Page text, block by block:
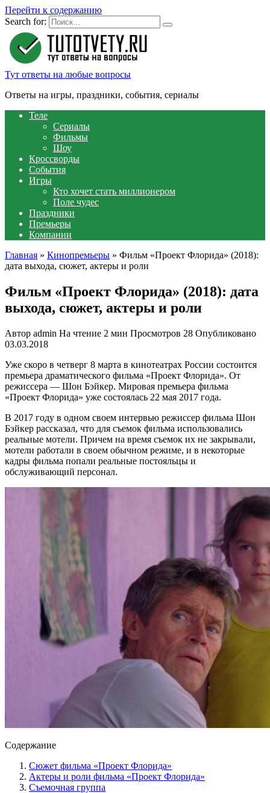
Перейти к содержанию
Search for:
Тут ответы на любые вопросы
Ответы на игры, праздники, события, сериалы
Теле
Сериалы
Фильмы
Шоу
Кроссворды
События
Игры
Кто хочет стать миллионером
Поле чудес
Праздники
Премьеры
Компании
Главная » Кинопремьеры » Фильм «Проект Флорида» (2018):
дата выхода, сюжет, актеры и роли
Фильм «Проект Флорида» (2018): дата
выхода, сюжет, актеры и роли
Автор admin На чтение 2 мин Просмотров 28 Опубликовано
03.03.2018
Уже скоро в четверг 8 марта в кинотеатрах России состоится
премьера драматического фильма «Проект Флорида». От
режиссера — Шон Бэйкер. Мировая премьера фильма
«Проект Флорида» уже состоялась 22 мая 2017 года.
В 2017 году в одном своем интервью режиссер фильма Шон
Бэйкер рассказал, что для съемок фильма использовались
реальные мотели. Причем на время съемок их не закрывали,
мотели работали в своем обычном режиме, и в некоторые
кадры фильма попали реальные постояльцы и
обслуживающий персонал.
Содержание
Сюжет фильма «Проект Флорида»
Актеры и роли фильма «Проект Флорида»
Съемочная группа